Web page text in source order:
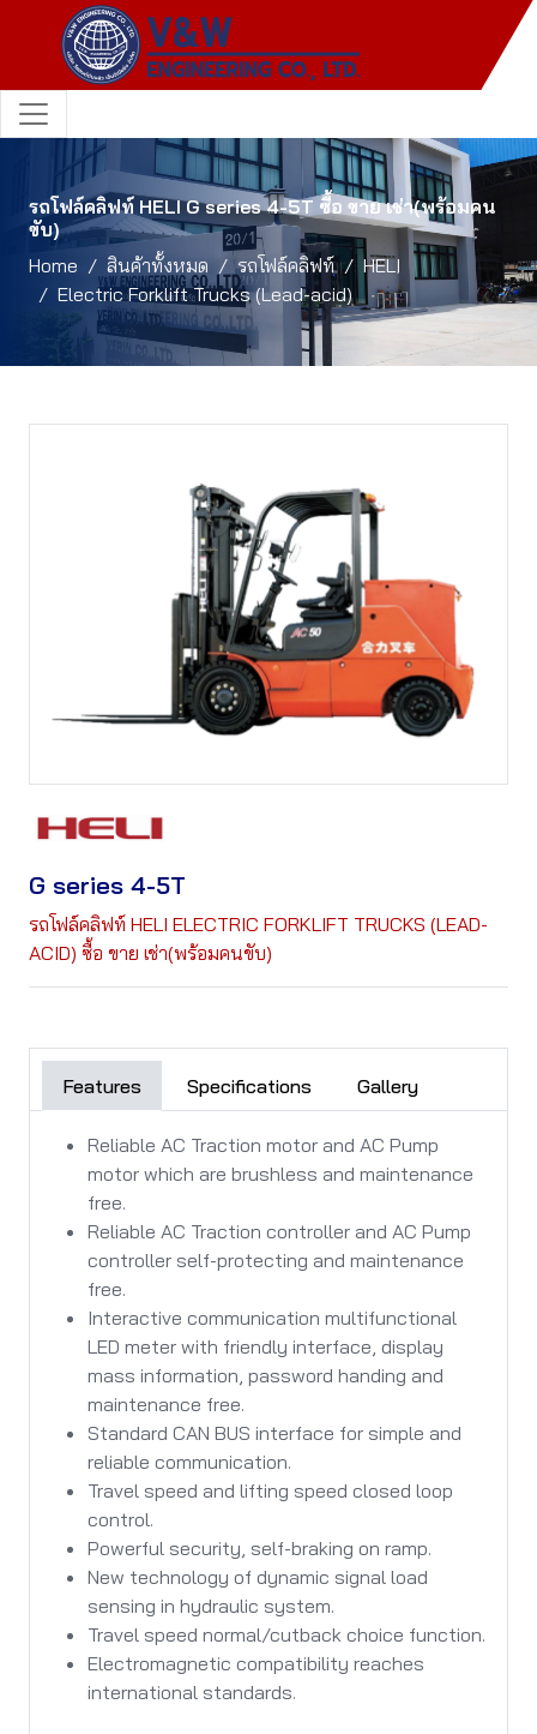
รถโฟล์คลิฟท์ HELI G series 4-5T ซื้อ ขาย เช่า(พร้อมคน
ขับ)
Home
สินค้าทั้งหมด รถโฟล์คลิฟท์
HELI
Electric Forklift Trucks (Lead-acid)
G series 4-5T
รถโฟล์คลิฟท์ HELI ELECTRIC FORKLIFT TRUCKS (LEAD-
ACID) ซื้อ ขาย เช่า(พร้อมคนขับ)
Features Specifications Gallery
Reliable AC Traction motor and AC Pump
motor which are brushless and maintenance
free.
Reliable AC Traction controller and AC Pump
controller self-protecting and maintenance
free.
Interactive communication multifunctional
LED meter with friendly interface, display
mass information, password handing and
maintenance free.
Standard CAN BUS interface for simple and
reliable communication.
Travel speed and lifting speed closed loop
control.
Powerful security, self-braking on ramp.
New technology of dynamic signal load
sensing in hydraulic system.
Travel speed normal/cutback choice function.
Electromagnetic compatibility reaches
international standards.